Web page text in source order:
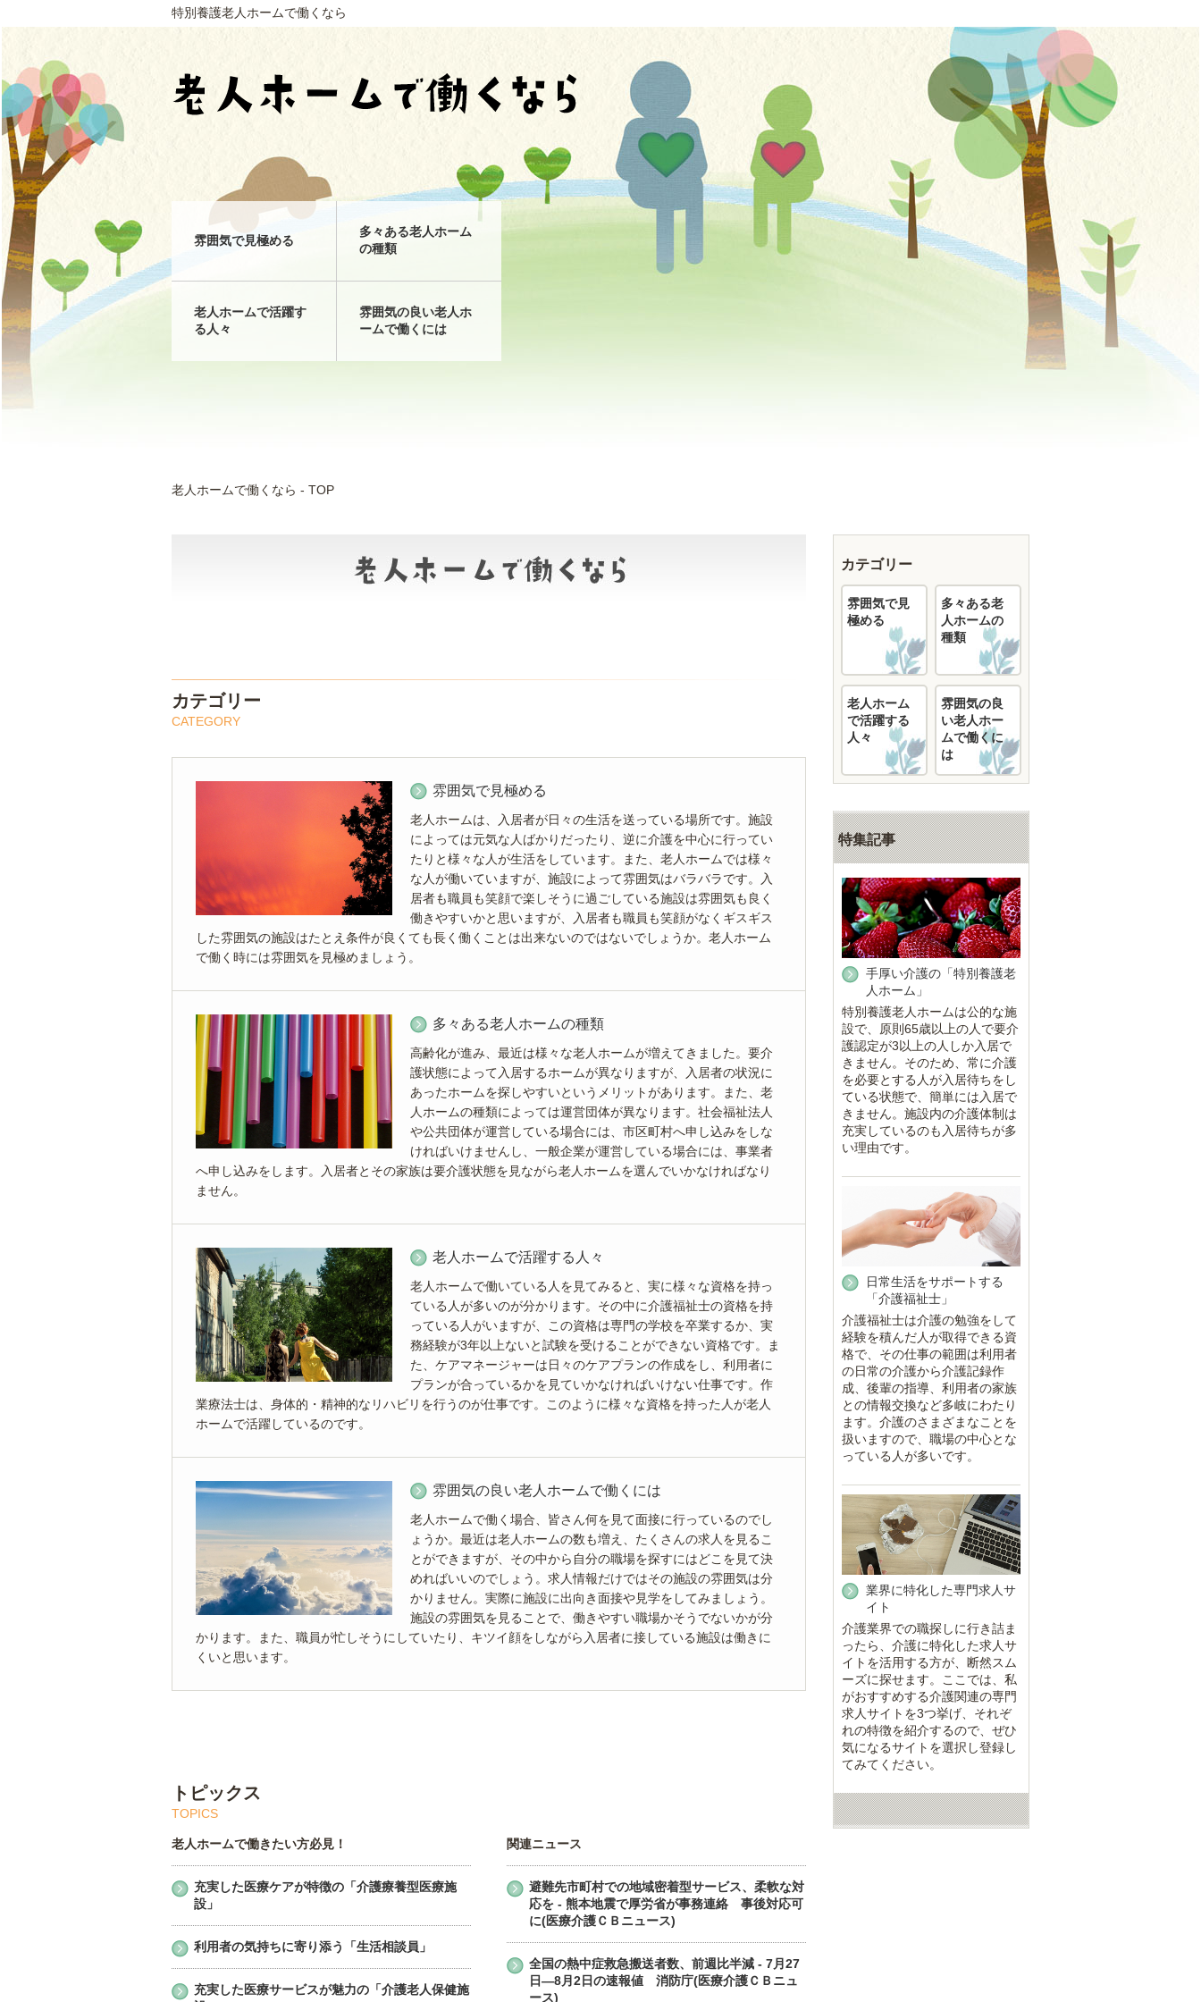
特別養護老人ホームで働くなら
雰囲気で見極める
多々ある老人ホーム
の種類
老人ホームで活躍す
る人々
雰囲気の良い老人ホ
ームで働くには
老人ホームで働くなら - TOP
カテゴリー
雰囲気で見極める
老人ホームは、入居者が日々の生活を送っている場所です。施設
によっては元気な人ばかりだったり、逆に介護を中心に行ってい
たりと様々な人が生活をしています。また、老人ホームでは様々
な人が働いていますが、施設によって雰囲気はバラバラです。入
居者も職員も笑顔で楽しそうに過ごしている施設は雰囲気も良く
働きやすいかと思いますが、入居者も職員も笑顔がなくギスギス
した雰囲気の施設はたとえ条件が良くても長く働くことは出来ないのではないでしょうか。老人ホーム
で働く時には雰囲気を見極めましょう。
多々ある老人ホームの種類
高齢化が進み、最近は様々な老人ホームが増えてきました。要介
護状態によって入居するホームが異なりますが、入居者の状況に
あったホームを探しやすいというメリットがあります。また、老
人ホームの種類によっては運営団体が異なります。社会福祉法人
や公共団体が運営している場合には、市区町村へ申し込みをしな
ければいけませんし、一般企業が運営している場合には、事業者
へ申し込みをします。入居者とその家族は要介護状態を見ながら老人ホームを選んでいかなければなり
ません。
老人ホームで活躍する人々
老人ホームで働いている人を見てみると、実に様々な資格を持っ
ている人が多いのが分かります。その中に介護福祉士の資格を持
っている人がいますが、この資格は専門の学校を卒業するか、実
務経験が3年以上ないと試験を受けることができない資格です。ま
た、ケアマネージャーは日々のケアプランの作成をし、利用者に
プランが合っているかを見ていかなければいけない仕事です。作
業療法士は、身体的・精神的なリハビリを行うのが仕事です。このように様々な資格を持った人が老人
ホームで活躍しているのです。
雰囲気の良い老人ホームで働くには
老人ホームで働く場合、皆さん何を見て面接に行っているのでし
ょうか。最近は老人ホームの数も増え、たくさんの求人を見るこ
とができますが、その中から自分の職場を探すにはどこを見て決
めればいいのでしょう。求人情報だけではその施設の雰囲気は分
かりません。実際に施設に出向き面接や見学をしてみましょう。
施設の雰囲気を見ることで、働きやすい職場かそうでないかが分
かります。また、職員が忙しそうにしていたり、キツイ顔をしながら入居者に接している施設は働きに
くいと思います。
カテゴリー
雰囲気で見
極める
多々ある老
人ホームの
種類
老人ホーム
で活躍する
人々
雰囲気の良
い老人ホー
ムで働くに
は
特集記事
手厚い介護の「特別養護老
人ホーム」
特別養護老人ホームは公的な施
設で、原則65歳以上の人で要介
護認定が3以上の人しか入居で
きません。そのため、常に介護
を必要とする人が入居待ちをし
ている状態で、簡単には入居で
きません。施設内の介護体制は
充実しているのも入居待ちが多
い理由です。
日常生活をサポートする
「介護福祉士」
介護福祉士は介護の勉強をして
経験を積んだ人が取得できる資
格で、その仕事の範囲は利用者
の日常の介護から介護記録作
成、後輩の指導、利用者の家族
との情報交換など多岐にわたり
ます。介護のさまざまなことを
扱いますので、職場の中心とな
っている人が多いです。
業界に特化した専門求人サ
イト
介護業界での職探しに行き詰ま
ったら、介護に特化した求人サ
イトを活用する方が、断然スム
ーズに探せます。ここでは、私
がおすすめする介護関連の専門
求人サイトを3つ挙げ、それぞ
れの特徴を紹介するので、ぜひ
気になるサイトを選択し登録し
てみてください。
トピックス
老人ホームで働きたい方必見！
充実した医療ケアが特徴の「介護療養型医療施
設」
利用者の気持ちに寄り添う「生活相談員」
充実した医療サービスが魅力の「介護老人保健施
関連ニュース
避難先市町村での地域密着型サービス、柔軟な対
応を - 熊本地震で厚労省が事務連絡 事後対応可
に(医療介護ＣＢニュース)
全国の熱中症救急搬送者数、前週比半減 - 7月27
日―8月2日の速報値 消防庁(医療介護ＣＢニュ
ース)